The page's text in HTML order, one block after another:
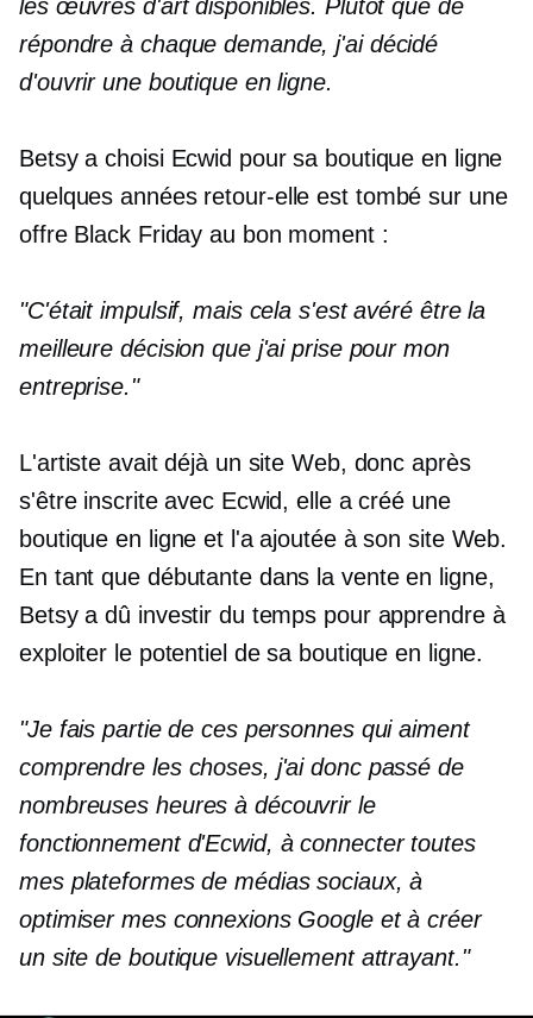
les œuvres d'art disponibles. Plutôt que de
répondre à chaque demande, j'ai décidé
d'ouvrir une boutique en ligne.
Betsy a choisi Ecwid pour sa boutique en ligne
quelques années retour-elle est tombé sur une
offre Black Friday au bon moment :
"C'était impulsif, mais cela s'est avéré être la
meilleure décision que j'ai prise pour mon
entreprise."
L'artiste avait déjà un site Web, donc après
s'être inscrite avec Ecwid, elle a créé une
boutique en ligne et l'a ajoutée à son site Web.
En tant que débutante dans la vente en ligne,
Betsy a dû investir du temps pour apprendre à
exploiter le potentiel de sa boutique en ligne.
"Je fais partie de ces personnes qui aiment
comprendre les choses, j'ai donc passé de
nombreuses heures à découvrir le
fonctionnement d'Ecwid, à connecter toutes
mes plateformes de médias sociaux, à
optimiser mes connexions Google et à créer
un site de boutique visuellement attrayant."